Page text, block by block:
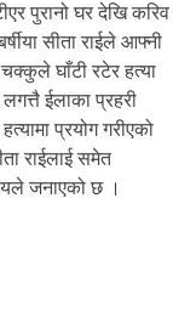
पुरानो घर देखि करिव
सीता राईले आफ्नी
चक्कुले घाँटी रटेर हत्या
ईलाका प्रहरी
प्रयोग गरीएको
राईलाई समेत
जनाएको छ ।